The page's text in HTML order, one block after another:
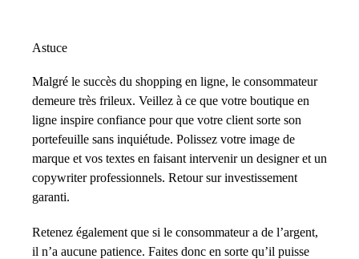
Astuce
Malgré le succès du shopping en ligne, le consommateur
demeure très frileux. Veillez à ce que votre boutique en
ligne inspire confiance pour que votre client sorte son
portefeuille sans inquiétude. Polissez votre image de
marque et vos textes en faisant intervenir un designer et un
copywriter professionnels. Retour sur investissement
garanti.
Retenez également que si le consommateur a de l’argent,
il n’a aucune patience. Faites donc en sorte qu’il puisse